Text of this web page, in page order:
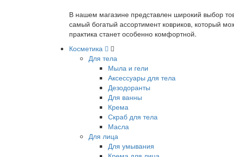
В нашем магазине представлен широкий выбор
самый богатый ассортимент ковриков, который
практика станет особенно комфортной.
Косметика
Для тела
Мыла и гели
Аксессуары для тела
Дезодоранты
Для ванны
Крема
Скраб для тела
Масла
Для лица
Для умывания